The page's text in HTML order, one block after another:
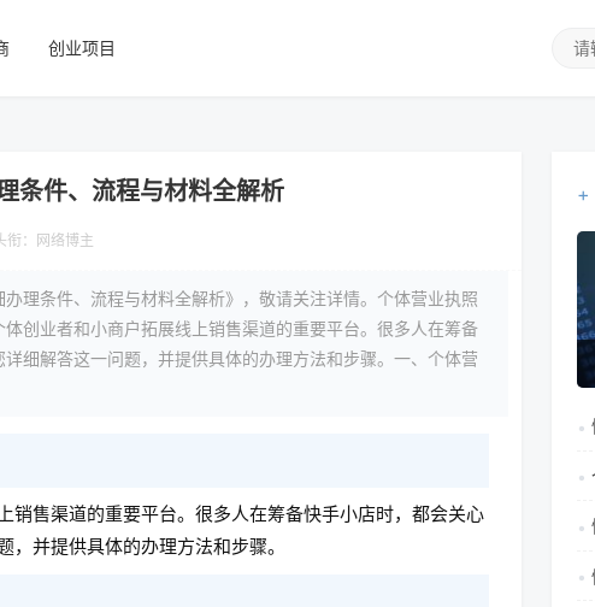
创业项目
条件、流程与材料全解析
衔：网络博主
理条件、流程与材料全解析》，敬请关注详情。个体营业执照
创业者和小商户拓展线上销售渠道的重要平台。很多人在筹备
细解答这一问题，并提供具体的办理方法和步骤。一、个体营
售渠道的重要平台。很多人在筹备快手小店时，都会关心
并提供具体的办理方法和步骤。